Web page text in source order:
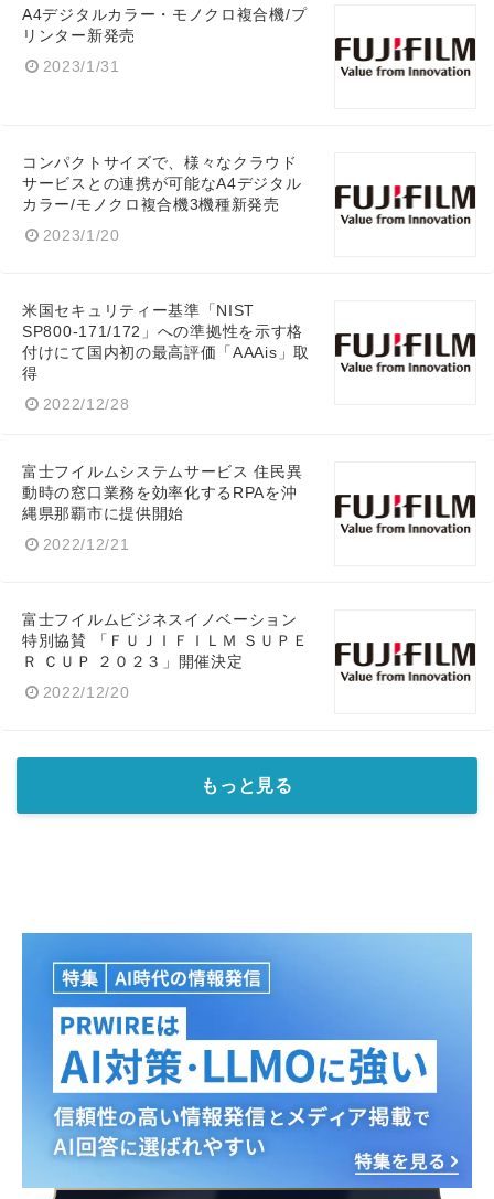
A4デジタルカラー・モノクロ複合機/プ
リンター新発売
2023/1/31
コンパクトサイズで、様々なクラウド
サービスとの連携が可能なA4デジタル
カラー/モノクロ複合機3機種新発売
2023/1/20
米国セキュリティー基準「NIST
SP800-171/172」への準拠性を示す格
付けにて国内初の最高評価「AAAis」取
得
2022/12/28
富士フイルムシステムサービス 住民異
動時の窓口業務を効率化するRPAを沖
縄県那覇市に提供開始
2022/12/21
富士フイルムビジネスイノベーション
特別協賛 「ＦＵＪＩＦＩＬＭ ＳＵＰＥ
Ｒ ＣＵＰ ２０２３」開催決定
2022/12/20
もっと見る